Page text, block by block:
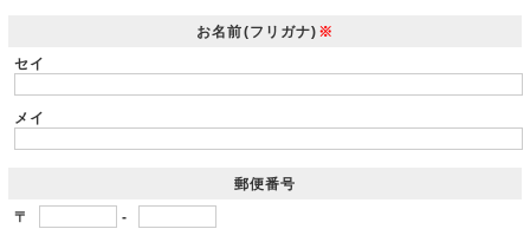
お名前(フリガナ) ※
セイ
メイ
郵便番号
〒
-